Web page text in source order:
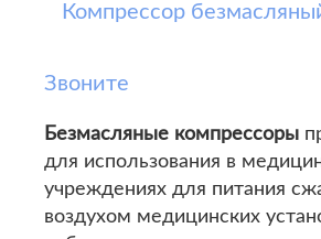
Компрессор
Звоните
Безмасляные компрессоры
для использования в
учреждениях для питания
воздухом медицинских